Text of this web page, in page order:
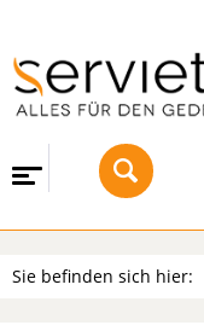
Sie befinden sich hier: